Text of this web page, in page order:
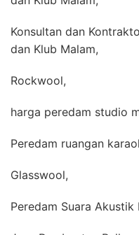
Konsultan dan
dan Klub Malam,
Rockwool,
harga peredam studio
Peredam ruangan
Glasswool,
Peredam Suara Akustik